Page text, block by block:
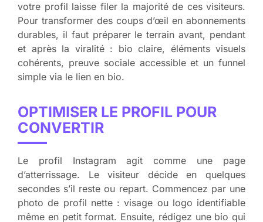
votre profil laisse filer la majorité de ces visiteurs.
Pour transformer des coups d’œil en abonnements
durables, il faut préparer le terrain avant, pendant
et après la viralité : bio claire, éléments visuels
cohérents, preuve sociale accessible et un funnel
simple via le lien en bio.
OPTIMISER LE PROFIL POUR
CONVERTIR
Le profil Instagram agit comme une page
d’atterrissage. Le visiteur décide en quelques
secondes s’il reste ou repart. Commencez par une
photo de profil nette : visage ou logo identifiable
même en petit format. Ensuite, rédigez une bio qui